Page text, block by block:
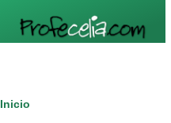
Ruta
Inicio